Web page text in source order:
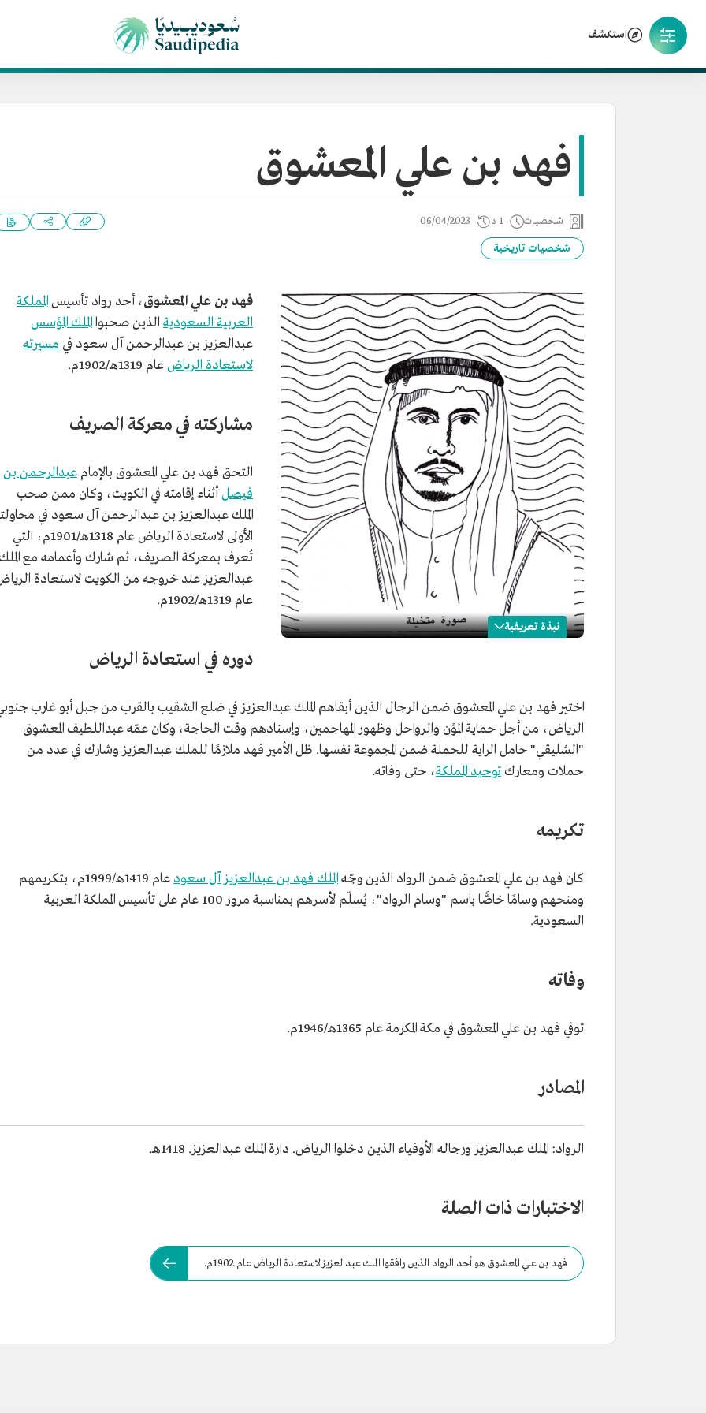
استكشف
فهد بن علي المعشوق
شخصيات 1 د 06/04/2023
شخصيات تاريخية
نبذة تعريفية
التصنيف
أحد رواد تأسيس المملكة العربية السعودية،
الذين رافقوا الملك المؤسس عبدالعزيز بن
عبدالرحمن آل سعود في مسيرته من الكويت
الوفاة
فهد بن علي المعشوق، أحد رواد تأسيسالمملكة
العربية السعودية الذين صحبواالملك المؤسس
عبدالعزيز بن عبدالرحمن آل سعود في مسيرته
لاستعادة الرياضعام 1319هـ/1902م.
مشاركته في معركة الصريف
التحق فهد بن علي المعشوق بالإمام عبدالرحمن بن
فيصل أثناء إقامته في الكويت، وكان ممن صحب
الملك عبدالعزيز بن عبدالرحمن آل سعود في
الأولى لاستعادة الرياض عام 1318هـ/1901م، التي
تُعرف بمعركة الصريف، ثم شارك وأعمامه مع
عبدالعزيز عند خروجه من الكويت لاستعادة
عام 1319هـ/1902م.
دوره في استعادة الرياض
اختير فهد بن علي المعشوق ضمن الرجال الذين أبقاهم الملك عبدالعزيز في ضلع الشقيب بالقرب من جبل أبو غارب
الرياض، من أجل حماية المؤن والرواحل وظهور المهاجمين، وإسنادهم وقت الحاجة، وكان عمّه عبداللطيف المعشوق
"الشليقي" حامل الراية للحملة ضمن المجموعة نفسها. ظل الأمير فهد ملازمًا للملك عبدالعزيز وشارك في عدد من
حملات ومعاركتوحيد المملكة، حتى وفاته.
تكريمه
كان فهد بن علي المعشوق ضمن الرواد الذين وجّهالملك فهد بن عبدالعزيز آل سعود
عام 1419هـ/1999م، بتكريمهم
ومنحهم وسامًا خاصًّا باسم "وسام الرواد"، يُسلّم لأسرهم بمناسبة مرور 100 عام على تأسيس المملكة العربية
السعودية.
وفاته
توفي فهد بن علي المعشوق في مكة المكرمةعام 1365هـ/1946م.
المصادر
الرواد: الملك عبدالعزيز ورجاله الأوفياء الذين دخلوا الرياض. دارة الملك عبدالعزيز. 1418هـ.
الاختبارات ذات الصلة
فهد بن علي المعشوق هو أحد الرواد الذين رافقوا الملك عبدالعزيز لاستعادة الرياض عام 1902م.